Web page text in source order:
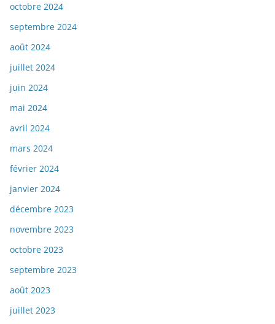
octobre 2024
septembre 2024
août 2024
juillet 2024
juin 2024
mai 2024
avril 2024
mars 2024
février 2024
janvier 2024
décembre 2023
novembre 2023
octobre 2023
septembre 2023
août 2023
juillet 2023